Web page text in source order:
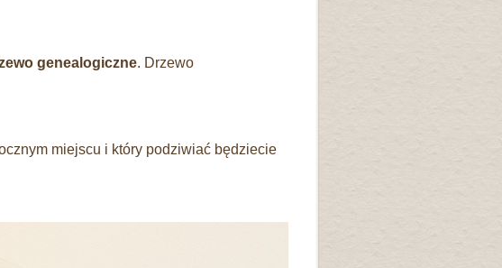
genealogiczne. Drzewo
miejscu i który podziwiać będziecie